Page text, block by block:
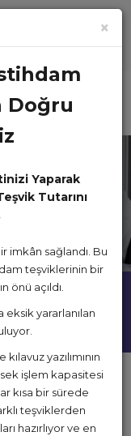
seçimlerle belirlenir."
aşağıda
×
Doğru
Yaparak
Tutarını
imkân sağlandı. Bu
teşviklerinin bir
önü açıldı.
yararlanılan
yazılımının
işlem kapasitesi
kısa bir sürede
teşviklerden
hazırlıyor ve en